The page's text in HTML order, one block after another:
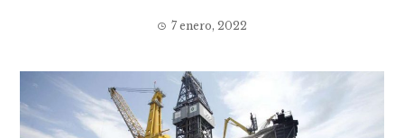
7 enero, 2022